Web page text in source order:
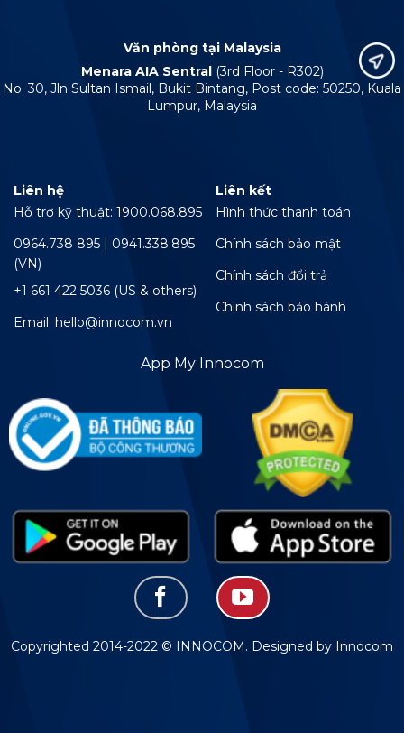
Văn phòng tại Malaysia
Menara AIA Sentral (3rd Floor - R302)
No. 30, Jln Sultan Ismail, Bukit Bintang, Post code: 50250, Kuala
Lumpur, Malaysia
Liên hệ
Hỗ trợ kỹ thuật: 1900.068.895
0964.738 895 | 0941.338.895
(VN)
+1 661 422 5036 (US & others)
Email: hello@innocom.vn
Liên kết
Hình thức thanh toán
Chính sách bảo mật
Chính sách đổi trả
Chính sách bảo hành
App My Innocom
Copyrighted 2014-2022 © INNOCOM. Designed by Innocom